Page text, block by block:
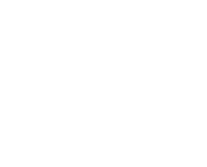
aparece Disputa por